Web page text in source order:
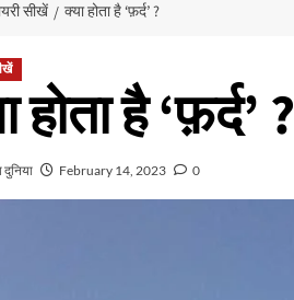
सीखें क्या होता है ‘फ़र्द’ ?
होता है ‘फ़र्द’ ?
दुनिया February 14, 2023 0